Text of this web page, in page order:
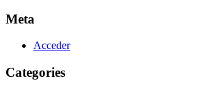
Meta
Acceder
Categories